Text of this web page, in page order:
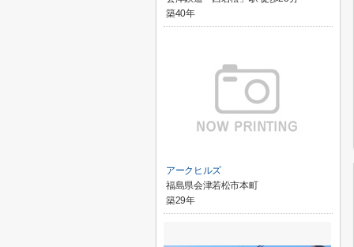
築40年
アークヒルズ
福島県会津若松市本町
築29年